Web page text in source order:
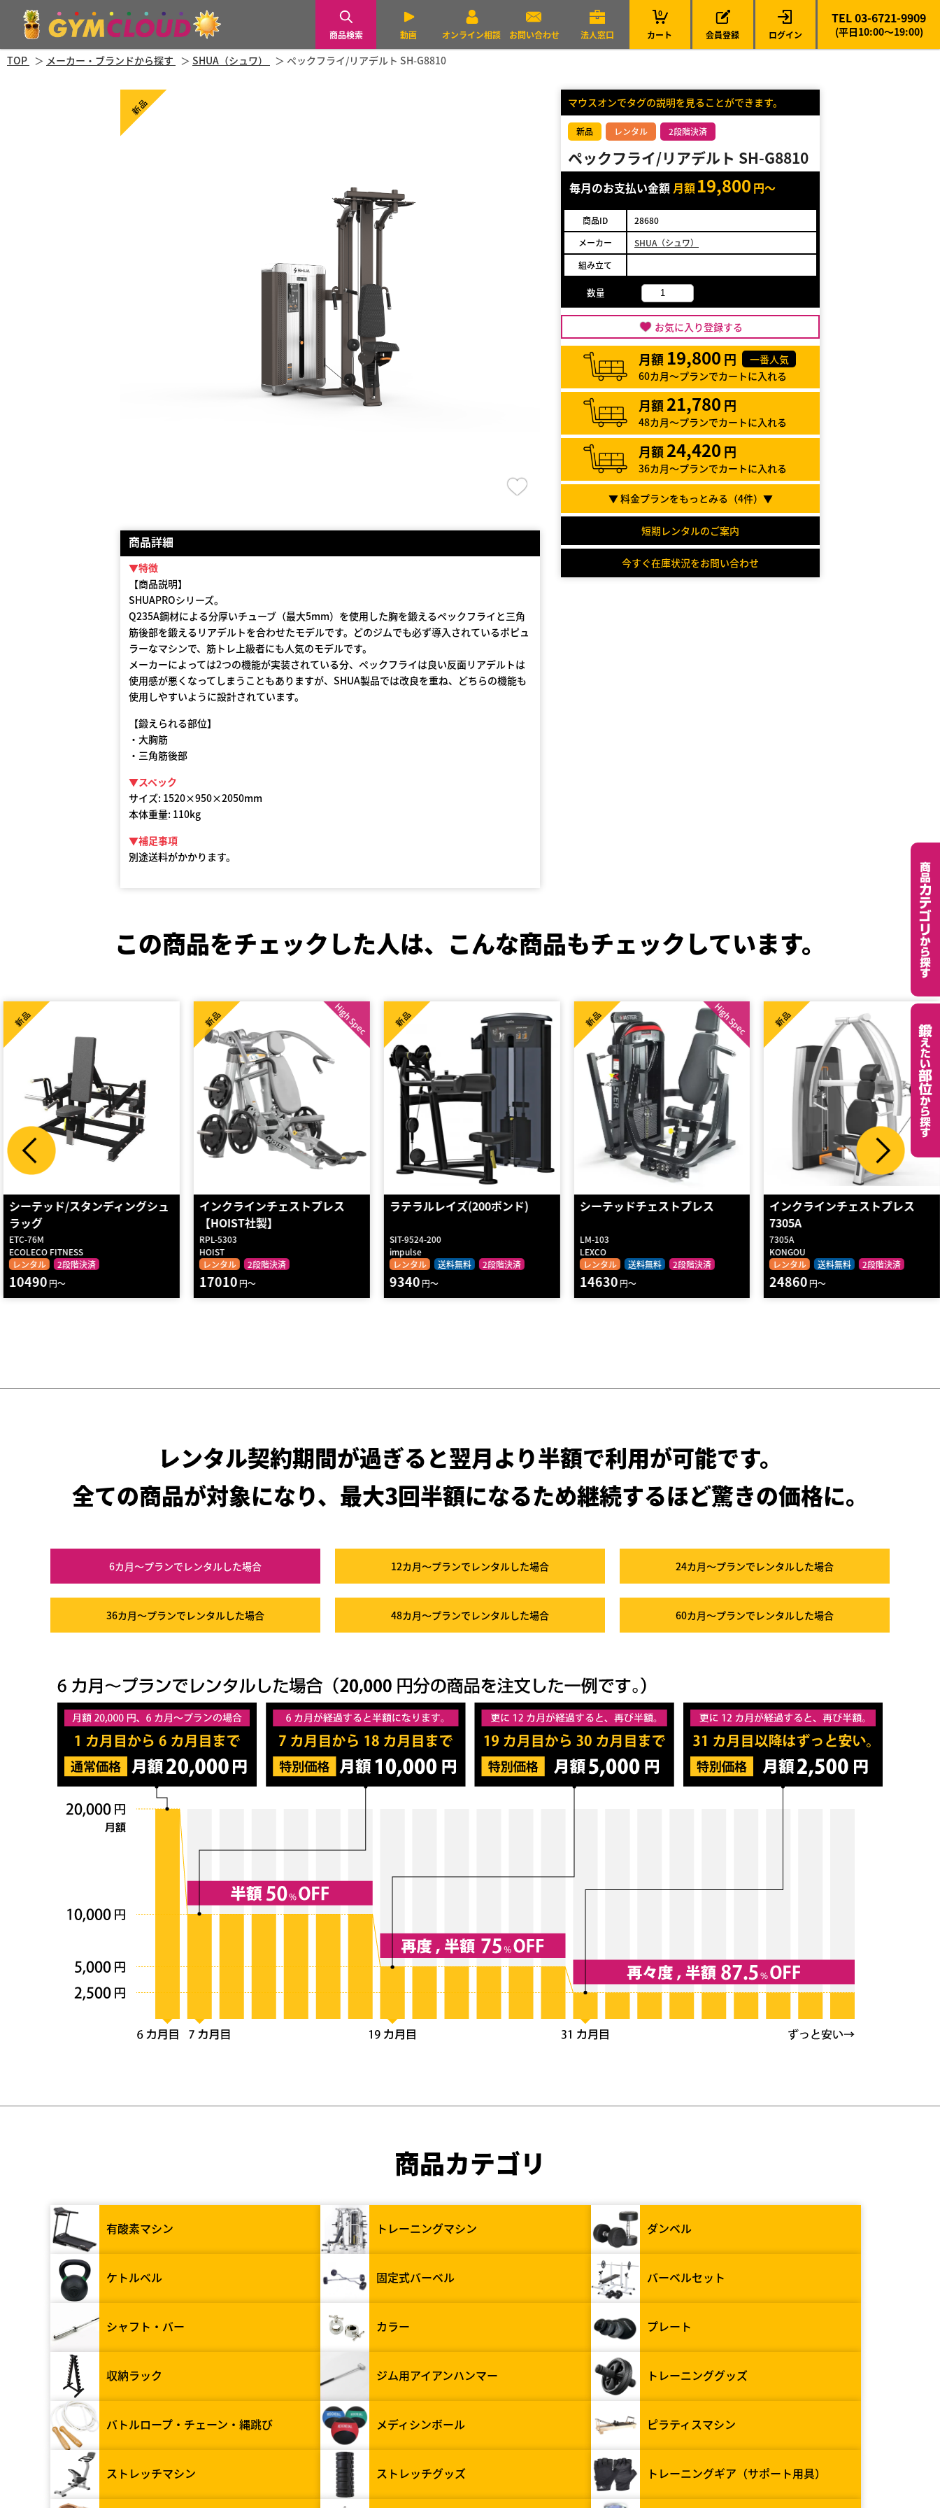
商品検索 動画 オンライン相談 お問い合わせ 法人窓口 カート
0
会員登録 ログイン
TEL 03-6721-9909
(平日10:00～19:00)
TOP メーカー・ブランドから探す SHUA（シュワ） ペックフライ/リアデルト SH-G8810
新品
商品詳細
▼特徴
【商品説明】
SHUAPROシリーズ。
Q235A鋼材による分厚いチューブ（最大5mm）を使用した胸を鍛えるペックフライと三角
筋後部を鍛えるリアデルトを合わせたモデルです。どのジムでも必ず導入されているポピュ
ラーなマシンで、筋トレ上級者にも人気のモデルです。
メーカーによっては2つの機能が実装されている分、ペックフライは良い反面リアデルトは
使用感が悪くなってしまうこともありますが、SHUA製品では改良を重ね、どちらの機能も
使用しやすいように設計されています。
【鍛えられる部位】
・大胸筋
・三角筋後部
▼スペック
サイズ: 1520×950×2050mm
本体重量: 110kg
▼補足事項
別途送料がかかります。
マウスオンでタグの説明を見ることができます。
新品 レンタル 2段階決済
ペックフライ/リアデルト SH-G8810
毎月のお支払い金額 月額19,800 円～
商品ID
28680
メーカー
SHUA（シュワ）
組み立て
数量
お気に入り登録する
月額 19,800 円
一番人気
60カ月～プランでカートに入れる
月額 21,780 円
48カ月～プランでカートに入れる
月額 24,420 円
36カ月～プランでカートに入れる
▼ 料金プランをもっとみる（4件）▼
短期レンタルのご案内
今すぐ在庫状況をお問い合わせ
この商品をチェックした人は、 こんな商品もチェックしています。
インクラインチェストプレス
【HOIST社製】
RPL-5303
HOIST
レンタル
2段階決済
新品
17010円～
ラテラルレイズ(200ポンド)
SIT-9524-200
impulse
レンタル
送料無料
新品
9340円～
シーテッドチェストプレス
LM-103
LEXCO
レンタル
送料無料 2段階決済
High Spec
新品
14630円～
インクラインチェストプレス
7305A
KONGOU
レンタル
送料無料 2段階決済
新品
24860円～
ショルダープレス 【HOIST社
製】
RS-1501
HOIST
レンタル
2段階決済
High Spec
新品
23610円～
レンタル契約期間が過ぎると翌月より半額で利用が可能です。
全ての商品が対象になり、最大3回半額になるため継続するほど驚きの価格に。
6カ月～プランでレンタルした場合 12カ月～プランでレンタルした場合 24カ月～プランでレンタルした場合
36カ月～プランでレンタルした場合 48カ月～プランでレンタルした場合 60カ月～プランでレンタルした場合
商品カテゴリ
有酸素マシン トレーニングマシン ダンベル
ケトルベル 固定式バーベル バーベルセット
シャフト・バー カラー プレート
収納ラック ジム用アイアンハンマー トレーニンググッズ
バトルロープ・チェーン・縄跳び メディシンボール ピラティスマシン
ストレッチマシン ストレッチグッズ トレーニングギア（サポート用具）